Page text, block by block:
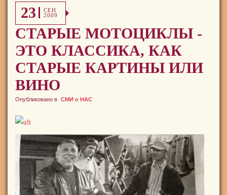
23
СЕН
2009
СТАРЫЕ МОТОЦИКЛЫ -
ЭТО КЛАССИКА, КАК
СТАРЫЕ КАРТИНЫ ИЛИ
ВИНО
Опубликовано в СМИ о НАС